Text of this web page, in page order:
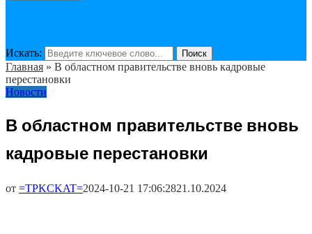
Искать: Поиск
Главная » В областном правительстве вновь кадровые
перестановки
Новости
В областном правительстве вновь
кадровые перестановки
от =TPKCKAT=2024-10-21 17:06:2821.10.2024